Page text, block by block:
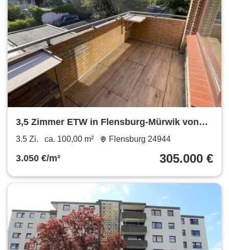
3,5 Zimmer ETW in Flensburg-Mürwik von
privat zu verkaufen
3.5 Zi. ca. 100,00 m² Flensburg 24944
3.050 €/m² 305.000 €